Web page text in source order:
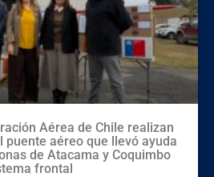
Aérea de Chile realizan
puente aéreo que llevó ayuda
de Atacama y Coquimbo
frontal